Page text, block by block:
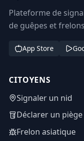
Plateforme de
de guêpes et
App Store
CITOYENS
Signaler un nid
Déclarer un piège
Frelon asiatique